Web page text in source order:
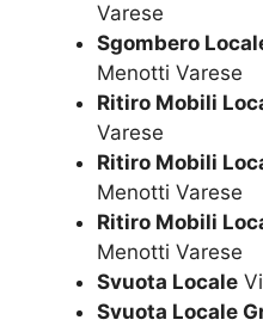
Varese
Sgombero
Menotti Varese
Ritiro Mobili
Varese
Ritiro Mobili
Menotti Varese
Ritiro Mobili
Menotti Varese
Svuota Locale
Svuota Locale